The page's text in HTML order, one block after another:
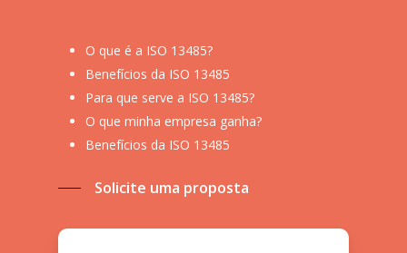
O que é a ISO 13485?
Benefícios da ISO 13485
Para que serve a ISO 13485?
O que minha empresa ganha?
Benefícios da ISO 13485
Solicite uma proposta